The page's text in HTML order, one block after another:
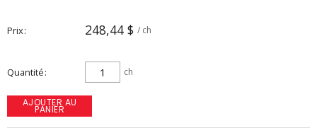
Prix 248,44 $ / ch
Quantité ch
AJOUTER AU
PANIER